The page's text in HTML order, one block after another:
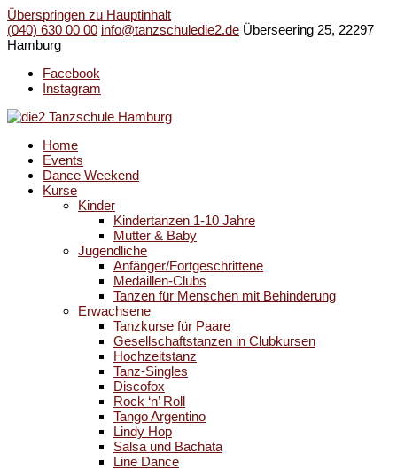
Überspringen zu Hauptinhalt
(040) 630 00 00 info@tanzschuledie2.de Überseering 25, 22297
Hamburg
Facebook
Instagram
Home
Events
Dance Weekend
Kurse
Kinder
Kindertanzen 1-10 Jahre
Mutter & Baby
Jugendliche
Anfänger/Fortgeschrittene
Medaillen-Clubs
Tanzen für Menschen mit Behinderung
Erwachsene
Tanzkurse für Paare
Gesellschaftstanzen in Clubkursen
Hochzeitstanz
Tanz-Singles
Discofox
Rock ‘n’ Roll
Tango Argentino
Lindy Hop
Salsa und Bachata
Line Dance